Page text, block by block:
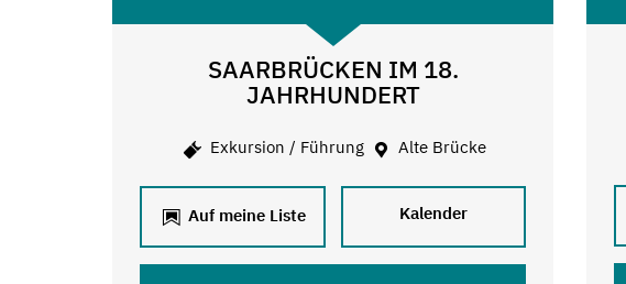
SAARBRÜCKEN IM 18.
JAHRHUNDERT
Exkursion / Führung Alte Brücke
Auf meine Liste Kalender